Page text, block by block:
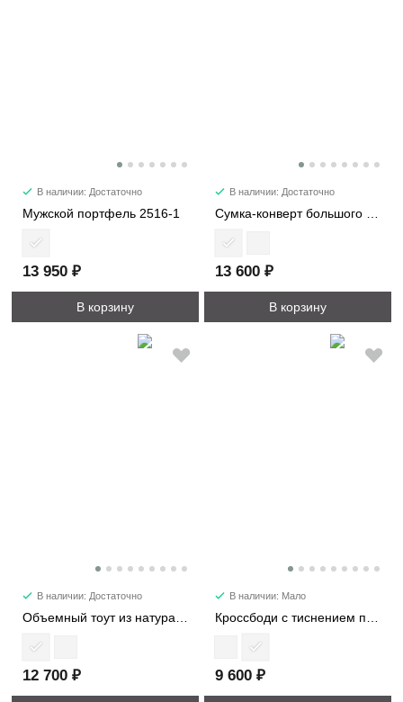
В наличии: Достаточно
Мужской портфель 2516-1
13 950 ₽
В корзину
В наличии: Достаточно
13 600 ₽
В корзину
В наличии: Достаточно
12 700 ₽
В наличии: Мало
9 600 ₽